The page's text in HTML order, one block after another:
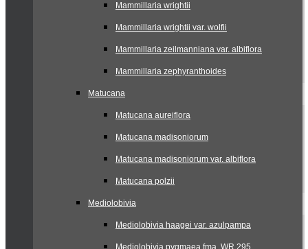
Mammillaria wrightii
Mammillaria wrightii var. wolfii
Mammillaria zeilmanniana var. albiflora
Mammillaria zephyranthoides
Matucana
Matucana aureiflora
Matucana madisoniorum
Matucana madisoniorum var. albiflora
Matucana polzii
Mediolobivia
Mediolobivia haagei var. azulpampa
Mediolobivia pygmaea fma. WR 295